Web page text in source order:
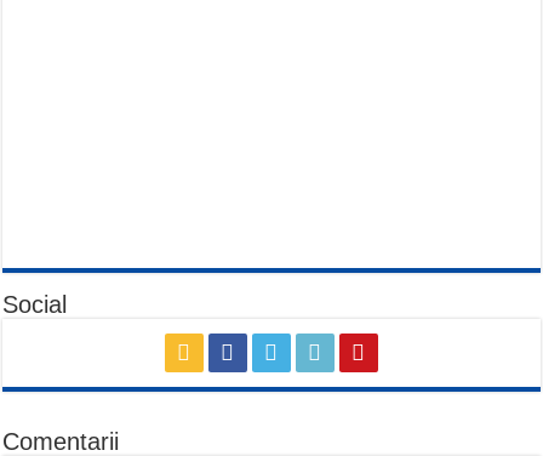
Social
Comentarii